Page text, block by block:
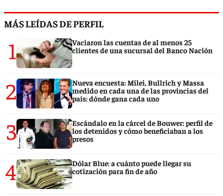
MÁS LEÍDAS DE PERFIL
1
Vaciaron las cuentas de al menos 25
clientes de una sucursal del Banco Nación
2
Nueva encuesta: Milei, Bullrich y Massa
medido en cada una de las provincias del
país: dónde gana cada uno
3
Escándalo en la cárcel de Bouwer: perfil de
los detenidos y cómo beneficiaban a los
presos
4
Dólar Blue: a cuánto puede llegar su
cotización para fin de año